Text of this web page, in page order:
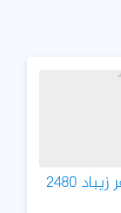
للبيع قطعة ارض في طولكرم كفر زيباد 2480